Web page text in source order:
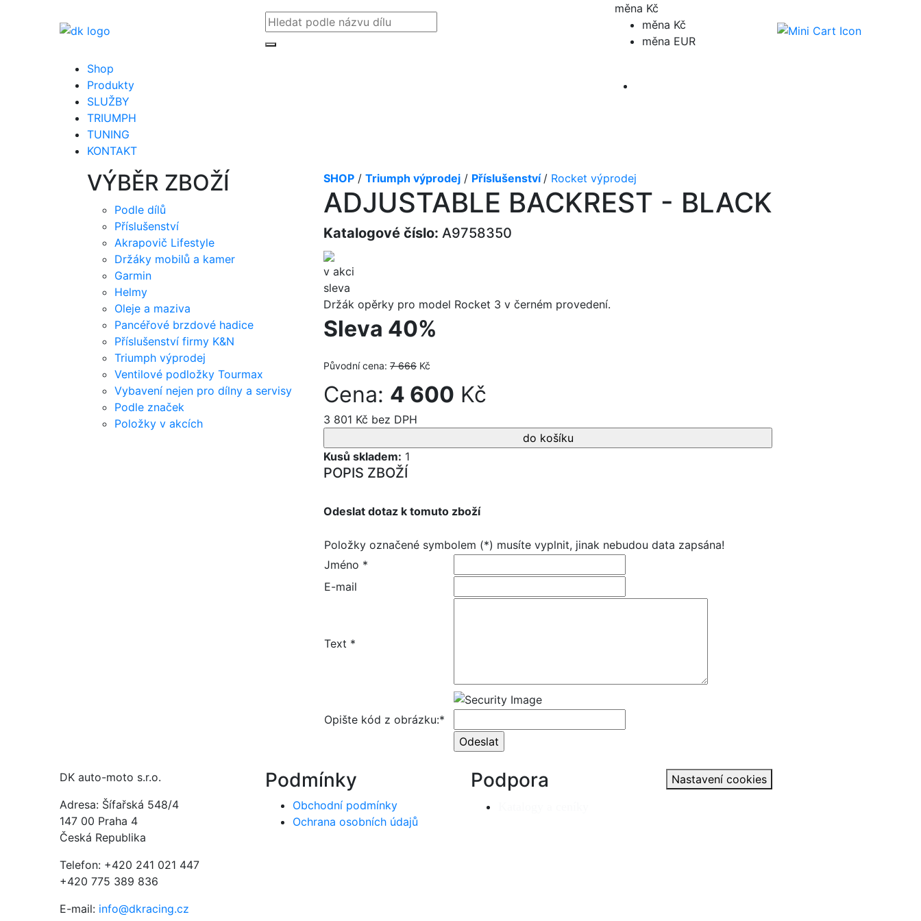
měna Kč
měna Kč
měna EUR
Shop
Produkty
SLUŽBY
TRIUMPH
TUNING
KONTAKT
VÝBĚR ZBOŽÍ
Podle dílů
Příslušenství
Akrapovič Lifestyle
Držáky mobilů a kamer
Garmin
Helmy
Oleje a maziva
Pancéřové brzdové hadice
Příslušenství firmy K&N
Triumph výprodej
Ventilové podložky Tourmax
Vybavení nejen pro dílny a servisy
Podle značek
Položky v akcích
SHOP / Triumph výprodej / Příslušenství / Rocket výprodej
ADJUSTABLE BACKREST - BLACK
Katalogové číslo: A9758350
v akci
sleva
Držák opěrky pro model Rocket 3 v černém provedení.
Sleva 40%
Původní cena: 7 666 Kč
Cena: 4 600 Kč
3 801 Kč bez DPH
Kusů skladem: 1
POPIS ZBOŽÍ
Odeslat dotaz k tomuto zboží
Položky označené symbolem (*) musíte vyplnit, jinak nebudou data zapsána!
Jméno *
E-mail
Text *
Opište kód z obrázku:*
DK auto-moto s.r.o.
Adresa: Šífařská 548/4
147 00 Praha 4
Česká Republika
Telefon: +420 241 021 447
+420 775 389 836
E-mail: info@dkracing.cz
Podmínky
Obchodní podmínky
Ochrana osobních údajů
Podpora Nastavení cookies